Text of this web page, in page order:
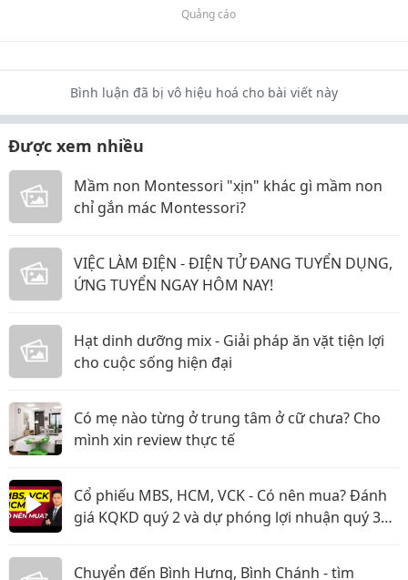
Quảng cáo
Bình luận đã bị vô hiệu hoá cho bài viết này
Được xem nhiều
Mầm non Montessori "xịn" khác gì mầm non
chỉ gắn mác Montessori?
VIỆC LÀM ĐIỆN - ĐIỆN TỬ ĐANG TUYỂN DỤNG,
ỨNG TUYỂN NGAY HÔM NAY!
Hạt dinh dưỡng mix - Giải pháp ăn vặt tiện lợi
cho cuộc sống hiện đại
Có mẹ nào từng ở trung tâm ở cữ chưa? Cho
mình xin review thực tế
Cổ phiếu MBS, HCM, VCK - Có nên mua? Đánh
giá KQKD quý 2 và dự phóng lợi nhuận quý 3
Chuyển đến Bình Hưng, Bình Chánh - tìm